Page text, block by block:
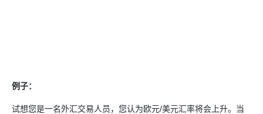
例子：
试想您是一名外汇交易人员，您认为欧元/美元汇率将会上升。当